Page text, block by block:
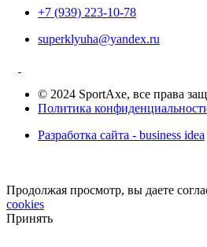
+7 (939) 223-10-78
superklyuha@yandex.ru
© 2024 SportAxe, все права
Политика
Разработка сайта - business idea
Продолжая просмотр, вы даете
cookies
Принять